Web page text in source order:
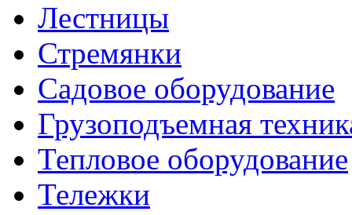
Лестницы
Стремянки
Садовое оборудование
Грузоподъемная
Тепловое оборудование
Тележки